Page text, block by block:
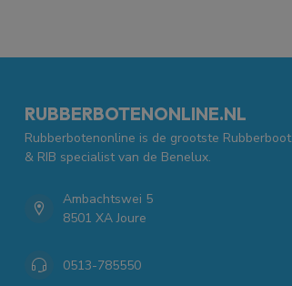
RUBBERBOTENONLINE.NL
Rubberbotenonline is de grootste Rubberboot
& RIB specialist van de Benelux.
Ambachtswei 5
8501 XA Joure
0513-785550